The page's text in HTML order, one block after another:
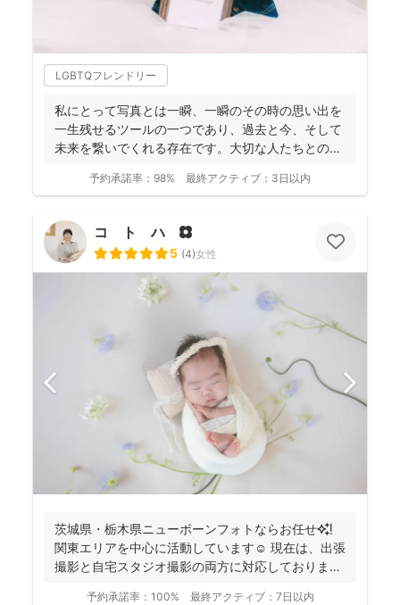
LGBTQフレンドリー
私にとって写真とは一瞬、一瞬のその時の思い出を
一生残せるツールの一つであり、過去と今、そして
未来を繋いでくれる存在です。大切な人たちとの写
予約承諾率： 98% 最終アクティブ： 3日以内
コ ト ハ 🌼
5 (4)女性
茨城県・栃木県ニューボーンフォトならお任せ✨❗️
関東エリアを中心に活動しています☺️ 現在は、出張
撮影と自宅スタジオ撮影の両方に対応しておりま
予約承諾率： 100% 最終アクティブ： 7日以内